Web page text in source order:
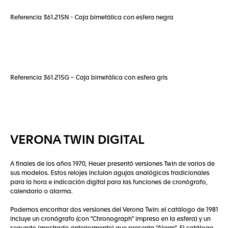
Referencia 361.215N - Caja bimetálica con esfera negra
Referencia 361.215G – Caja bimetálica con esfera gris
VERONA TWIN DIGITAL
A finales de los años 1970, Heuer presentó versiones Twin de varios de
sus modelos. Estos relojes incluían agujas analógicas tradicionales
para la hora e indicación digital para las funciones de cronógrafo,
calendario o alarma.
Podemos encontrar dos versiones del Verona Twin: el catálogo de 1981
incluye un cronógrafo (con "Chronograph" impreso en la esfera) y un